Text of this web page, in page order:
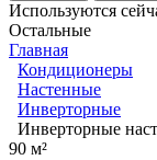
Используются
Остальные
Главная
Кондиционеры
Настенные
Инверторные
Инверторные
90 м²